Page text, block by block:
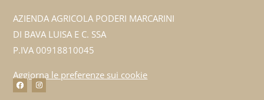
AZIENDA AGRICOLA PODERI MARCARINI
DI BAVA LUISA E C. SSA
P.IVA 00918810045
Aggiorna le preferenze sui cookie